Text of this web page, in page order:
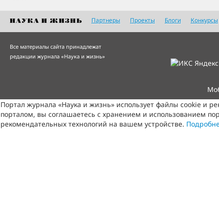
Партнеры Проекты Блоги Конкурсы
Все материалы сайта принадлежат
редакции журнала «Наука и жизнь»
Портал журнала «Наука и жизнь» использует файлы cookie и
порталом, вы соглашаетесь с хранением и использованием
рекомендательных технологий на вашем устройстве.